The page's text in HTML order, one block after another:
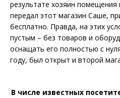
результате хозяин помещения
передал этот магазин Саше,
бесплатно. Правда, на этих
пустым – без товаров и
оснащать его полностью с
году, был открыт и второй
В числе известных